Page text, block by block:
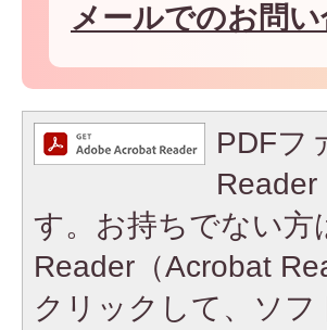
メールでのお問
PDFフ
す。お持ちでない方
Reader（Acrobat
クリックして、ソ